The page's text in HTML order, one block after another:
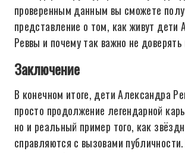
проверенным данным вы сможете
представление о том, как живут дети
Реввы и почему так важно не
Заключение
В конечном итоге, дети Александра
просто продолжение легендарной
но и реальный пример того, как
справляются с вызовами